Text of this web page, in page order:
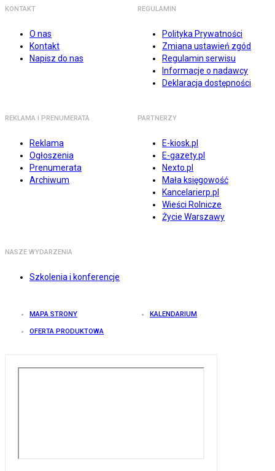
KONTAKT
O nas
Kontakt
Napisz do nas
REGULAMIN
Polityka Prywatności
Zmiana ustawień zgód
Regulamin serwisu
Informacje o nadawcy
Deklaracja dostępności
REKLAMA I PRENUMERATA
Reklama
Ogłoszenia
Prenumerata
Archiwum
PARTNERZY
E-kiosk.pl
E-gazety.pl
Nexto.pl
Mała księgowość
Kancelarierp.pl
Wieści Rolnicze
Życie Warszawy
NASZE WYDARZENIA
Szkolenia i konferencje
MAPA STRONY KALENDARIUM
OFERTA PRODUKTOWA